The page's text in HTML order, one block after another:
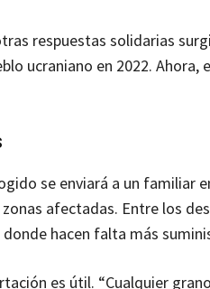
respuestas solidarias
ucraniano en 2022.
se enviará a un familiar
afectadas. Entre los
hacen falta más
es útil. “Cualquier